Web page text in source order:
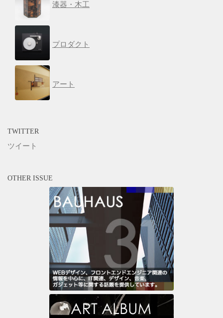
漆器・木工
プロダクト
アート
TWITTER
ツイート
OTHER ISSUE